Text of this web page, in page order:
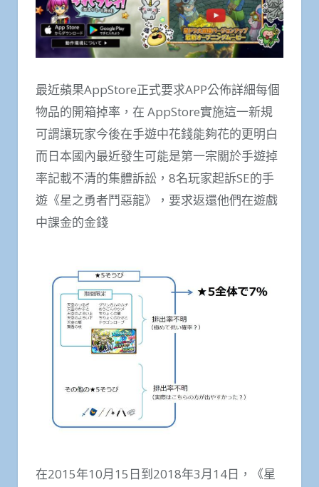
最近蘋果AppStore正式要求APP公佈詳細每個
物品的開箱掉率，在 AppStore實施這一新規
可謂讓玩家今後在手遊中花錢能夠花的更明白
而日本國內最近發生可能是第一宗關於手遊掉
率記載不清的集體訴訟，8名玩家起訴SE的手
遊《星之勇者鬥惡龍》，要求返還他們在遊戲
中課金的金錢
在2015年10月15日到2018年3月14日，《星